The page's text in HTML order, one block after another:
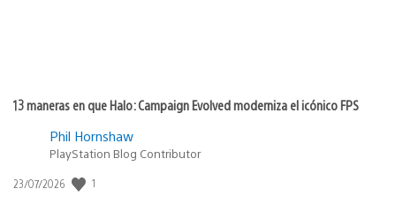
13 maneras en que Halo: Campaign Evolved moderniza el icónico FPS
Phil Hornshaw
PlayStation Blog Contributor
Fecha
23/07/2026 1